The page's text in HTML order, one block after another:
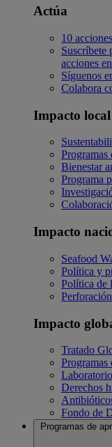
Actúa
10
Suscríbete
acciones
Síguenos
Colabora
Impacto
Programas
Bienestar
Programa
Impacto
Seafood
Política y
Política de
Impacto
Tratado
Programas
Derechos
Fondo de
Programas de